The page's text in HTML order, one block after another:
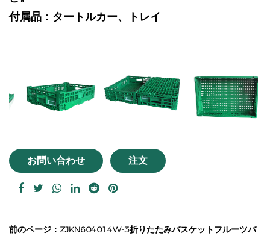
付属品：タートルカー、トレイ
お問い合わせ 注文
前のページ：ZJKN604014W-3折りたたみバスケットフルーツバ